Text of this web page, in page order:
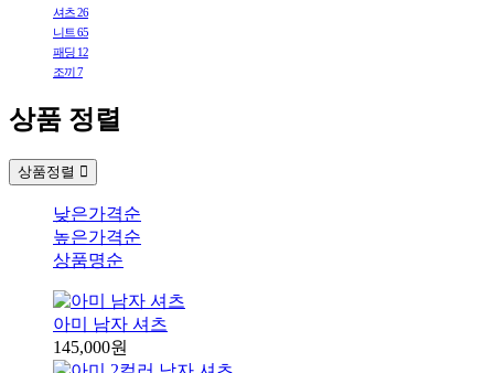
셔츠26
니트 65
패딩 12
조끼7
상품 정렬
상품정렬
낮은가격순
높은가격순
상품명순
아미 남자 셔츠
145,000원